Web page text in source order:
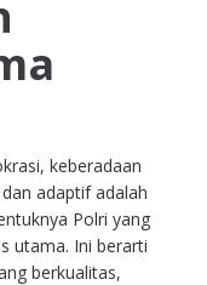
keberadaan
adaptif adalah
Polri yang
utama. Ini berarti
berkualitas,